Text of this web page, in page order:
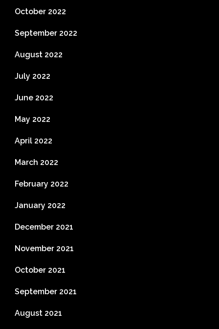
October 2022
September 2022
August 2022
July 2022
June 2022
May 2022
April 2022
March 2022
February 2022
January 2022
December 2021
November 2021
October 2021
September 2021
August 2021